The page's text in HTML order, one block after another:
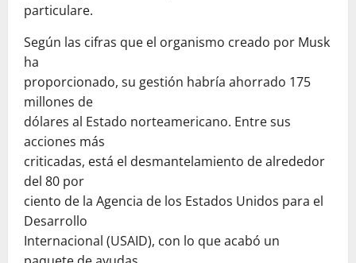
particulare.
Según las cifras que el organismo creado por Musk
ha
proporcionado, su gestión habría ahorrado 175
millones de
dólares al Estado norteamericano. Entre sus
acciones más
criticadas, está el desmantelamiento de alrededor
del 80 por
ciento de la Agencia de los Estados Unidos para el
Desarrollo
Internacional (USAID), con lo que acabó un